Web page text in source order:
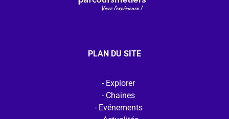
PLAN DU SITE
Explorer
Chaines
Evénements